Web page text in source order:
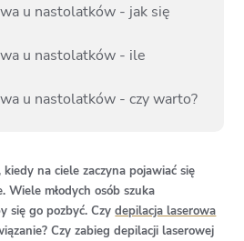
u nastolatków - jak się
u nastolatków - ile
u nastolatków - czy warto?
na ciele zaczyna pojawiać się
Wiele młodych osób szuka
się go pozbyć. Czydepilacja laserowa
Czy zabieg depilacji laserowej